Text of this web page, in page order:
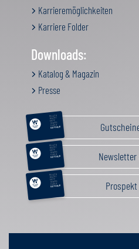
Karrieremöglichkeiten
Karriere Folder
Downloads:
Katalog & Magazin
Presse
RELAX &
BEAUTY
AKTIV
GENUSS
FAMILIE
GUTSCHEIN
RELAX &
BEAUTY
AKTIV
GENUSS
FAMILIE
GUTSCHEIN
RELAX &
BEAUTY
AKTIV
GENUSS
FAMILIE
GUTSCHEIN